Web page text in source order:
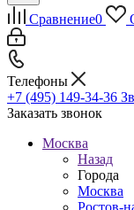
Сравнение0
Телефоны
+7 (495) 149-34-36
Заказать звонок
Москва
Назад
Города
Москва
Ростов-